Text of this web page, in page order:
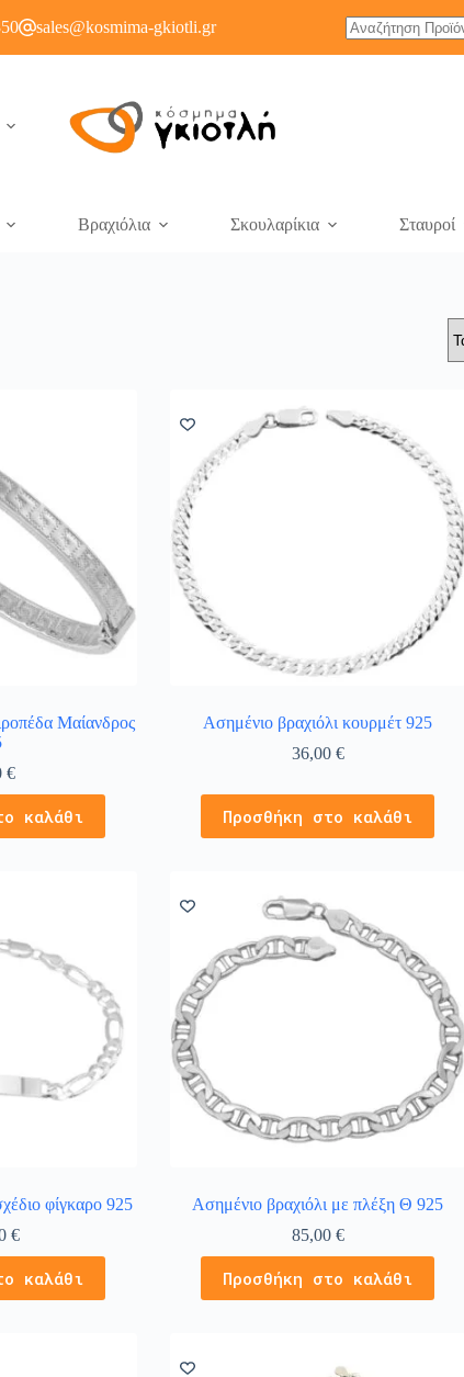
sales@kosmima-gkiotli.gr
Βραχιόλια Σκουλαρίκια Σταυροί
Μαίανδρος
€
καλάθι
Ασημένιο βραχιόλι κουρμέτ 925
36,00 €
Προσθήκη στο καλάθι
φίγκαρο 925
€
καλάθι
Ασημένιο βραχιόλι με πλέξη Θ 925
85,00 €
Προσθήκη στο καλάθι